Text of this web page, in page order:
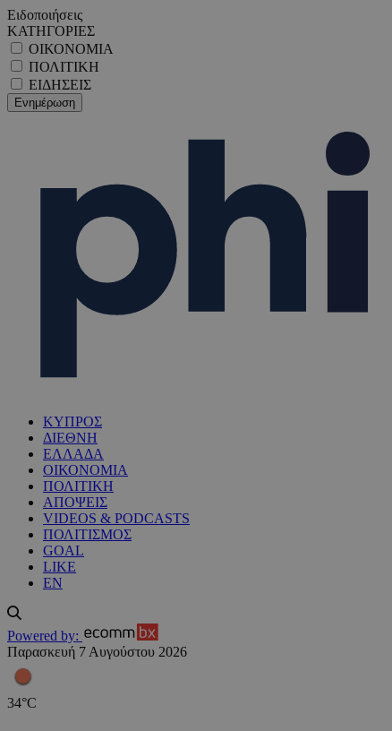
Ειδοποιήσεις
ΚΑΤΗΓΟΡΙΕΣ
ΟΙΚΟΝΟΜΙΑ
ΠΟΛΙΤΙΚΗ
ΕΙΔΗΣΕΙΣ
ΚΥΠΡΟΣ
ΔΙΕΘΝΗ
ΕΛΛΑΔΑ
ΟΙΚΟΝΟΜΙΑ
ΠΟΛΙΤΙΚΗ
ΑΠΟΨΕΙΣ
VIDEOS & PODCASTS
ΠΟΛΙΤΙΣΜΟΣ
GOAL
LIKE
EN
Powered by:
Παρασκευή 7 Αυγούστου 2026
34°C